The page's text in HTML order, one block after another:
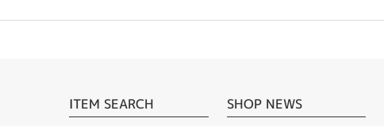
ITEM SEARCH SHOP NEWS